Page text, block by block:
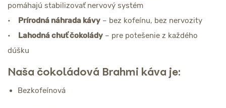
pomáhajú stabilizovať nervový systém
• Prírodná náhrada kávy – bez kofeínu, bez nervozity
• Lahodná chuť čokolády – pre potešenie z každého
dúšku
Naša čokoládová Brahmi káva je:
Bezkofeínová